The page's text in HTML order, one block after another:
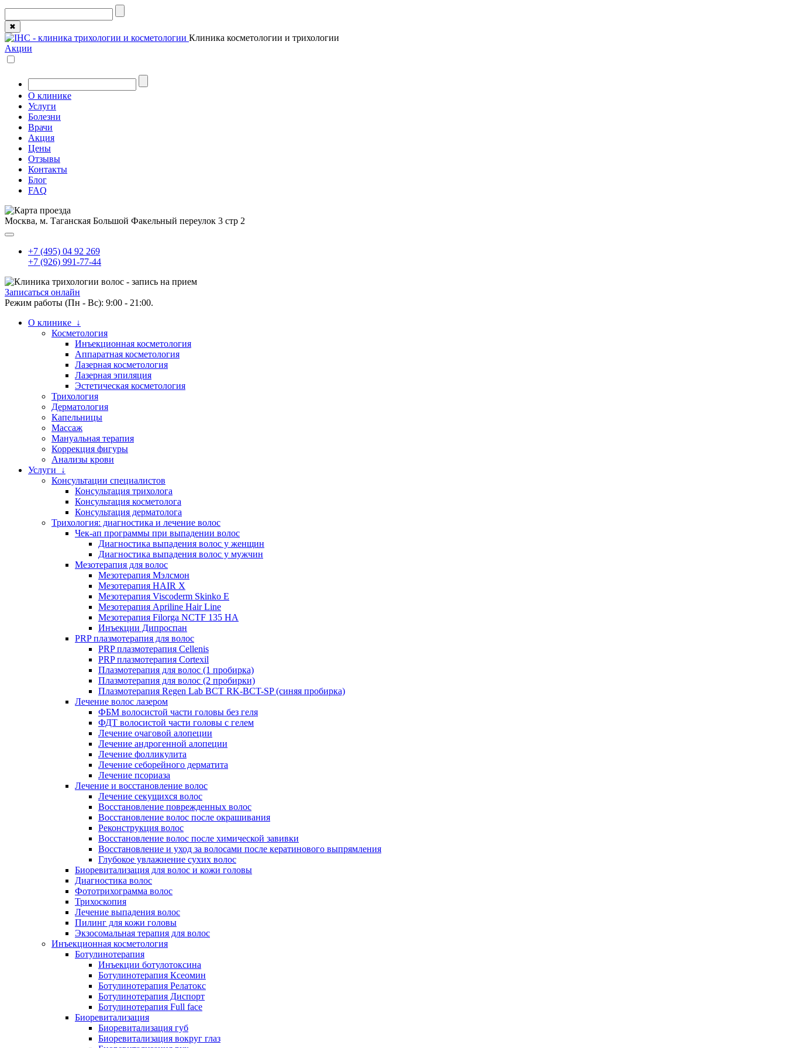
✖
Клиника косметологии и трихологии
Акции
О клинике
Услуги
Болезни
Врачи
Акция
Цены
Отзывы
Контакты
Блог
FAQ
Москва, м. Таганская Большой Факельный переулок 3 стр 2
+7 (495) 04 92 269
+7 (926) 991-77-44
Записаться онлайн
Режим работы (Пн - Вс): 9:00 - 21:00.
О клинике ↓
Косметология
Инъекционная косметология
Аппаратная косметология
Лазерная косметология
Лазерная эпиляция
Эстетическая косметология
Трихология
Дерматология
Капельницы
Массаж
Мануальная терапия
Коррекция фигуры
Анализы крови
Услуги ↓
Консультации специалистов
Консультация трихолога
Консультация косметолога
Консультация дерматолога
Трихология: диагностика и лечение волос
Чек-ап программы при выпадении волос
Диагностика выпадения волос у женщин
Диагностика выпадения волос у мужчин
Мезотерапия для волос
Мезотерапия Мэлсмон
Мезотерапия HAIR X
Мезотерапия Viscoderm Skinko E
Мезотерапия Apriline Hair Line
Мезотерапия Filorga NCTF 135 HA
Инъекции Дипроспан
PRP плазмотерапия для волос
PRP плазмотерапия Cellenis
PRP плазмотерапия Cortexil
Плазмотерапия для волос (1 пробирка)
Плазмотерапия для волос (2 пробирки)
Плазмотерапия Regen Lab BCT RK-BCT-SP (синяя пробирка)
Лечение волос лазером
ФБМ волосистой части головы без геля
ФДТ волосистой части головы с гелем
Лечение очаговой алопеции
Лечение андрогенной алопеции
Лечение фолликулита
Лечение себорейного дерматита
Лечение псориаза
Лечение и восстановление волос
Лечение секущихся волос
Восстановление поврежденных волос
Восстановление волос после окрашивания
Реконструкция волос
Восстановление волос после химической завивки
Восстановление и уход за волосами после кератинового выпрямления
Глубокое увлажнение сухих волос
Биоревитализация для волос и кожи головы
Диагностика волос
Фототрихограмма волос
Трихоскопия
Лечение выпадения волос
Пилинг для кожи головы
Экзосомальная терапия для волос
Инъекционная косметология
Ботулинотерапия
Инъекции ботулотоксина
Ботулинотерапия Ксеомин
Ботулинотерапия Релатокс
Ботулинотерапия Диспорт
Ботулинотерапия Full face
Биоревитализация
Биоревитализация губ
Биоревитализация вокруг глаз